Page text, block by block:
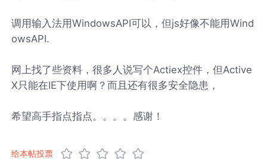
调用输入法用WindowsAPI可以，但js好像不能用Wind
owsAPI.
网上找了些资料，很多人说写个Actiex控件，但Active
X只能在IE下使用啊？而且还有很多安全隐患，
希望高手指点指点。。。。感谢！
给本帖投票